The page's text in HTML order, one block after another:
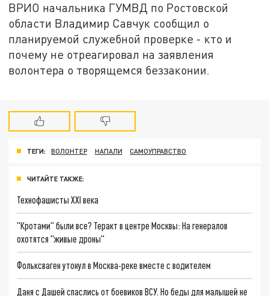
ВРИО начальника ГУМВД по Ростовской
области Владимир Савчук сообщил о
планируемой служебной проверке - кто и
почему не отреагировал на заявления
волонтера о творящемся беззаконии.
ТЕГИ: ВОЛОНТЕР НАПАЛИ САМОУПРАВСТВО
ЧИТАЙТЕ ТАКЖЕ:
Технофашисты XXI века
"Кротами" были все? Теракт в центре Москвы: На генералов
охотятся "живые дроны"
Фольксваген утонул в Москва-реке вместе с водителем
Даня с Дашей спаслись от боевиков ВСУ. Но беды для малышей не